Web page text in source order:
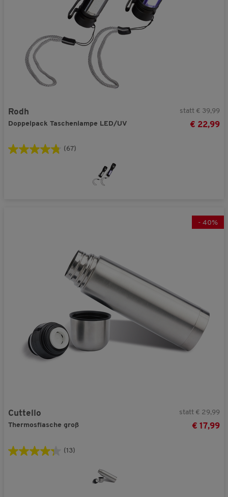
Rodh
Doppelpack Taschenlampe LED/UV
statt € 39,99
€ 22,99
(67)
- 40%
Cuttello
Thermosflasche groß
statt € 29,99
€ 17,99
(13)